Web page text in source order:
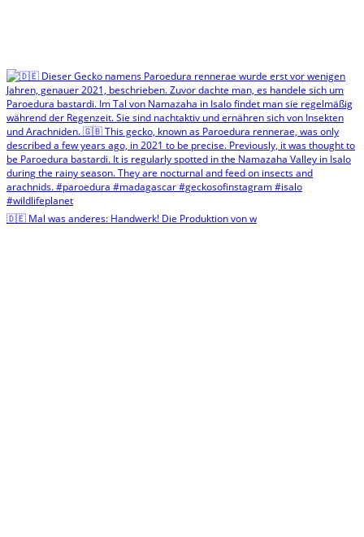
🇩🇪 Mal was anderes: Handwerk! Die Produktion von w